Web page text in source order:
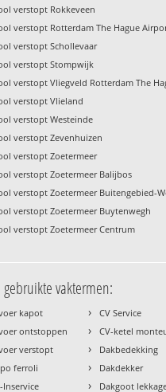
verstopt Rokkeveen
verstopt Rotterdam The Hague
verstopt Schollevaar
verstopt Stompwijk
verstopt Vliegveld Rotterdam The
verstopt Vlieland
verstopt Westeinde
verstopt Zevenhuizen
verstopt Zoetermeer
verstopt Zoetermeer Balijbos
verstopt Zoetermeer Buitengebied-
verstopt Zoetermeer Buytenwegh
verstopt Zoetermeer Centrum
gebruikte vaktermen:
kapot
ontstoppen
verstopt
ferroli
Inservice
› CV Service
› CV-ketel
› Dakbedekking
› Dakdekker
› Dakgoot